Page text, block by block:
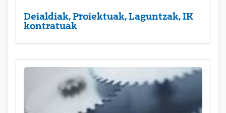
Deialdiak, Proiektuak, Laguntzak, IK
kontratuak